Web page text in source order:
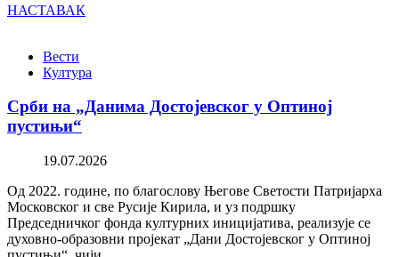
НАСТАВАК
Вести
Култура
Срби на „Данима Достојевског у Оптиној
пустињи“
19.07.2026
Од 2022. године, по благослову Његове Светости Патријарха
Московског и све Русије Кирила, и уз подршку
Председничког фонда културних иницијатива, реализује се
духовно-образовни пројекат „Дани Достојевског у Оптиној